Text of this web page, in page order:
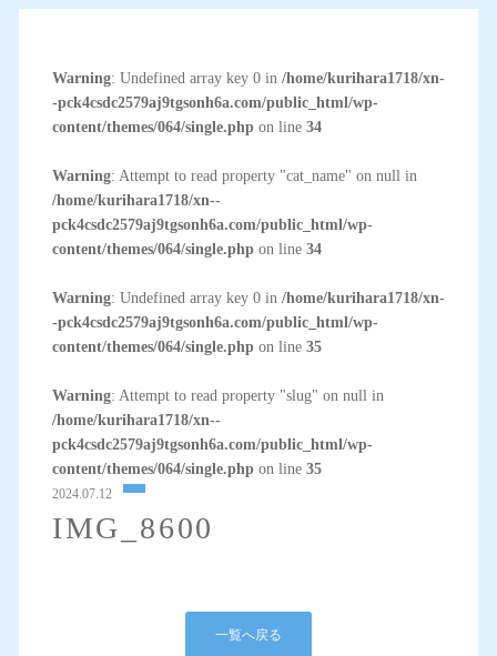
Warning: Undefined array key 0 in /home/kurihara1718/xn-
-pck4csdc2579aj9tgsonh6a.com/public_html/wp-
content/themes/064/single.phpon line 34
Warning: Attempt to read property "cat_name" on null in
/home/kurihara1718/xn--
pck4csdc2579aj9tgsonh6a.com/public_html/wp-
content/themes/064/single.phpon line 34
Warning: Undefined array key 0 in /home/kurihara1718/xn-
-pck4csdc2579aj9tgsonh6a.com/public_html/wp-
content/themes/064/single.phpon line 35
Warning: Attempt to read property "slug" on null in
/home/kurihara1718/xn--
pck4csdc2579aj9tgsonh6a.com/public_html/wp-
content/themes/064/single.phpon line 35
2024.07.12
IMG_8600
一覧へ戻る